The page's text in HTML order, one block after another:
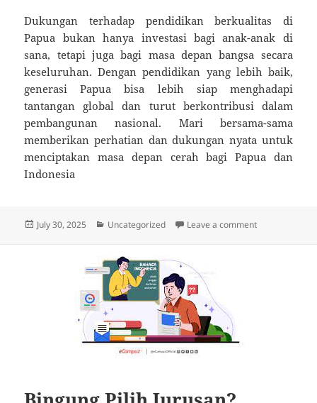
Dukungan terhadap pendidikan berkualitas di
Papua bukan hanya investasi bagi anak-anak di
sana, tetapi juga bagi masa depan bangsa secara
keseluruhan. Dengan pendidikan yang lebih baik,
generasi Papua bisa lebih siap menghadapi
tantangan global dan turut berkontribusi dalam
pembangunan nasional. Mari bersama-sama
memberikan perhatian dan dukungan nyata untuk
menciptakan masa depan cerah bagi Papua dan
Indonesia
Posted
July 30, 2025 Categories
Uncategorized Leave a commenton Mari